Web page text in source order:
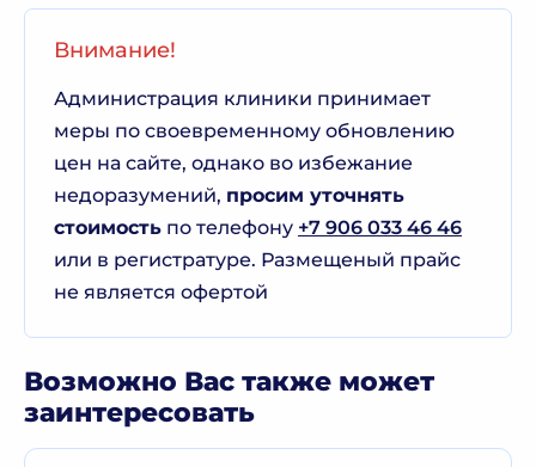
Внимание!
Администрация клиники принимает
меры по своевременному обновлению
цен на сайте, однако во избежание
недоразумений, просим уточнять
стоимость по телефону +7 906 033 46 46
или в регистратуре. Размещеный прайс
не является офертой
Возможно Вас также может
заинтересовать